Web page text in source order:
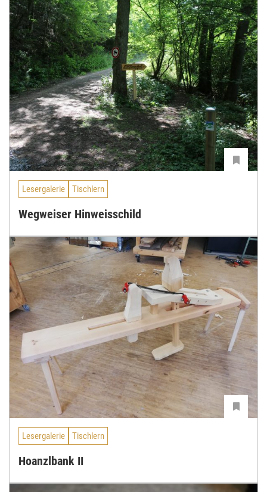
Lesergalerie Tischlern
Wegweiser Hinweisschild
Lesergalerie Tischlern
Hoanzlbank II